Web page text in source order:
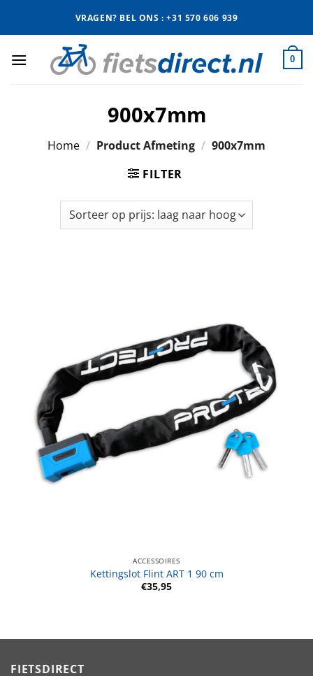
VRAGEN? BEL ONS : +31 570 606 939
0
900x7mm
Home / Product Afmeting / 900x7mm
FILTER
ACCESSOIRES
Kettingslot Flint ART 1 90 cm
€35,95
FIETSDIRECT